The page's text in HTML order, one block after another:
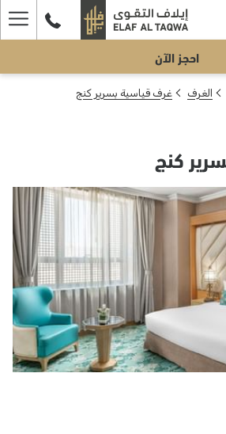
احجز الآن
الغرف غرف قياسية بسرير كنج
كنج